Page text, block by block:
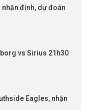
nhận định, dự đoán
vs Sirius 21h30
Eagles, nhận